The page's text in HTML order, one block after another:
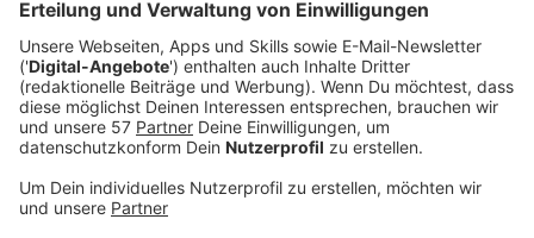
2. ÖPNV sozial und nachhaltig gestalten!
Der Verkehrssektor ist in Deutschland nicht nur einer
der Sektoren mit den höchsten CO2-Emissionen
sondern auch der einzige, in dem die Emissionen im
letzten Jahr weiter gestiegen sind. Der fossile
Wir brauchen Lösungen, die den Umstieg auf andere